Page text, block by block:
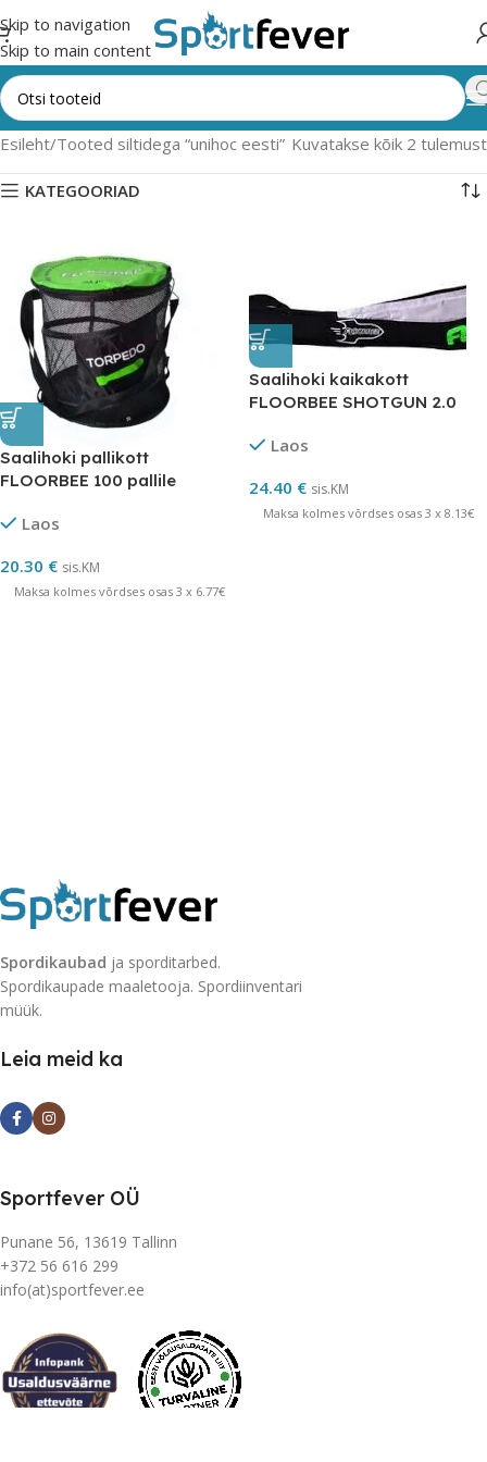
Skip to navigation
Skip to main content
Esileht Tooted siltidega “unihoc eesti” Kuvatakse kõik 2 tulemust
KATEGOORIAD
Saalihoki pallikott
FLOORBEE 100 pallile
Laos
20.30 € sis.KM
Maksa kolmes võrdses osas 3 x 6.77€
Saalihoki kaikakott
FLOORBEE SHOTGUN 2.0
Laos
24.40 € sis.KM
Maksa kolmes võrdses osas 3 x 8.13€
Spordikaubad ja sporditarbed.
Spordikaupade maaletooja. Spordiinventari
müük.
Leia meid ka
Sportfever OÜ
Punane 56, 13619 Tallinn
+372 56 616 299
info(at)sportfever.ee